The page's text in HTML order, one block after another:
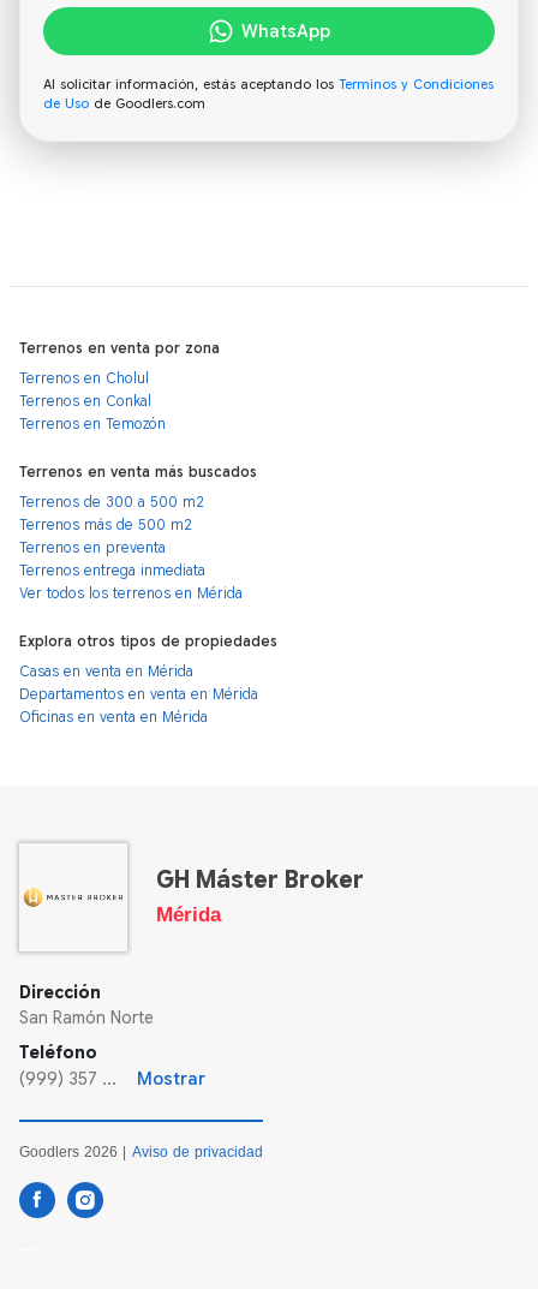
WhatsApp
Al solicitar información, estás aceptando los Terminos y Condiciones
de Uso de Goodlers.com
Terrenos en venta por zona
Terrenos en Cholul
Terrenos en Conkal
Terrenos en Temozón
Terrenos en venta más buscados
Terrenos de 300 a 500 m2
Terrenos más de 500 m2
Terrenos en preventa
Terrenos entrega inmediata
Ver todos los terrenos en Mérida
Explora otros tipos de propiedades
Casas en venta en Mérida
Departamentos en venta en Mérida
Oficinas en venta en Mérida
GH Máster Broker
Mérida
Dirección
San Ramón Norte
Teléfono
(999) 357 ...
Mostrar
Goodlers 2026 | Aviso de privacidad